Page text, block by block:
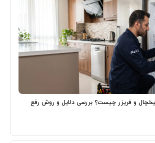
و فریزر چیست؟ بررسی دلایل و روش رفع